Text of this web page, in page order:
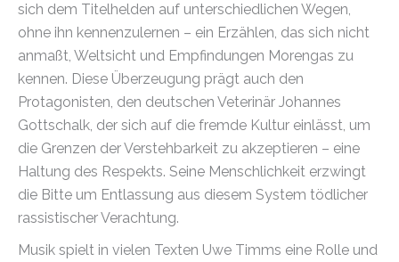
sich dem Titelhelden auf unterschiedlichen Wegen,
ohne ihn kennenzulernen – ein Erzählen, das sich nicht
anmaßt, Weltsicht und Empfindungen Morengas zu
kennen. Diese Überzeugung prägt auch den
Protagonisten, den deutschen Veterinär Johannes
Gottschalk, der sich auf die fremde Kultur einlässt, um
die Grenzen der Verstehbarkeit zu akzeptieren – eine
Haltung des Respekts. Seine Menschlichkeit erzwingt
die Bitte um Entlassung aus diesem System tödlicher
rassistischer Verachtung.
Musik spielt in vielen Texten Uwe Timms eine Rolle und